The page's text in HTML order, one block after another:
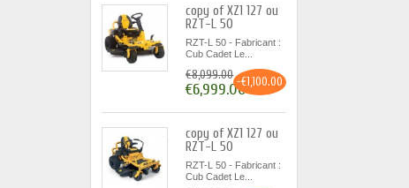
copy of XZ1 127 ou
RZT-L 50
RZT-L 50 - Fabricant :
Cub Cadet Le...
€8,099.00 -€1,100.00
€6,999.00
copy of XZ1 127 ou
RZT-L 50
RZT-L 50 - Fabricant :
Cub Cadet Le...